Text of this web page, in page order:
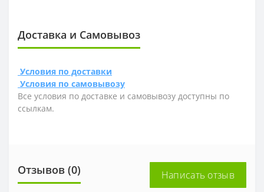
Доставка и Самовывоз
Условия по доставки
Условия по самовывозу
Все условия по доставке и самовывозу доступны по
ссылкам.
Отзывов (0) Написать отзыв